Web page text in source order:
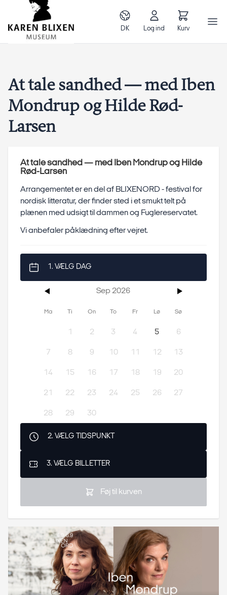
DK Log ind Kurv
At tale sandhed — med Iben
Mondrup og Hilde Rød-
Larsen
At tale sandhed — med Iben Mondrup og Hilde
Rød-Larsen
Arrangementet er en del af BLIXENORD - festival for
nordisk litteratur, der finder sted i et smukt telt på
plænen med udsigt til dammen og Fuglereservatet.
Vi anbefaler påklædning efter vejret.
1. VÆLG DAG
Sep 2026
Ma Ti On To Fr Lø Sø
1 2 3 4 5 6
7 8 9 10 11 12 13
14 15 16 17 18 19 20
21 22 23 24 25 26 27
28 29 30
2. VÆLG TIDSPUNKT
3. VÆLG BILLETTER
Føj til kurven